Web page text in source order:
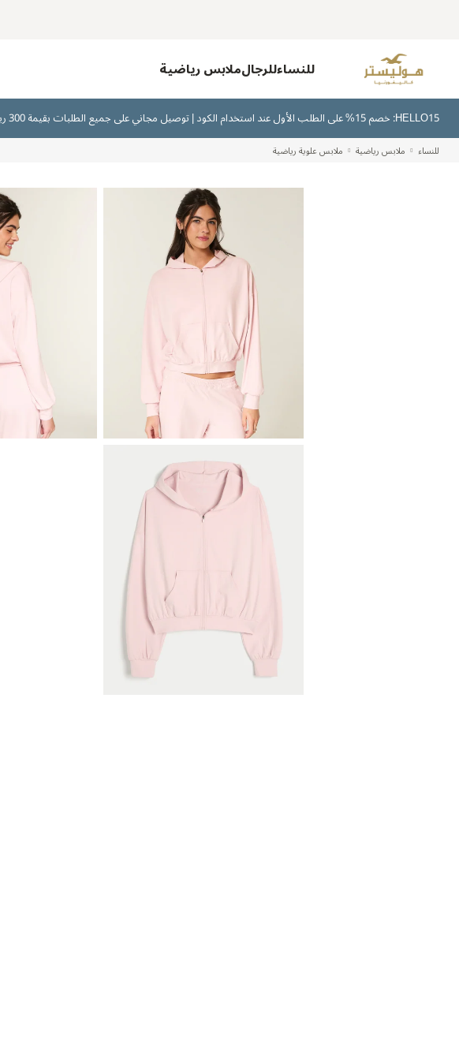
للنساءللرجالملابس رياضية
HELLO15: خصم 15% على الطلب الأول عند استخدام الكود | توصيل مجاني على جميع الطلبات بقيمة 300 ريال سعودي أو أكثر | اشترِ الآن وادفع لاحقًا عبر تابي وتمارا
للنساء ملابس رياضية ملابس علوية رياضية